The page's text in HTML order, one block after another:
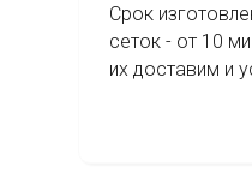
Срок
сеток - от 10
их доставим и